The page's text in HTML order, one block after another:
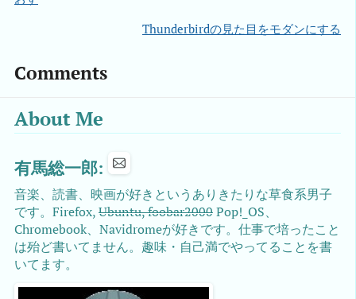
Thunderbirdの見た目をモダンにする
Comments
About Me
有馬総一郎:
音楽、読書、映画が好きというありきたりな草食系男子
です。Firefox,Ubuntu, foobar2000Pop!_OS、
Chromebook、Navidromeが好きです。仕事で培ったこと
は殆ど書いてません。趣味・自己満でやってることを書
いてます。